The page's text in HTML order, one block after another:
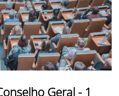
Geral - 1